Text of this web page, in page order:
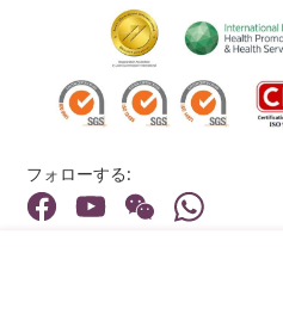
フォローする: